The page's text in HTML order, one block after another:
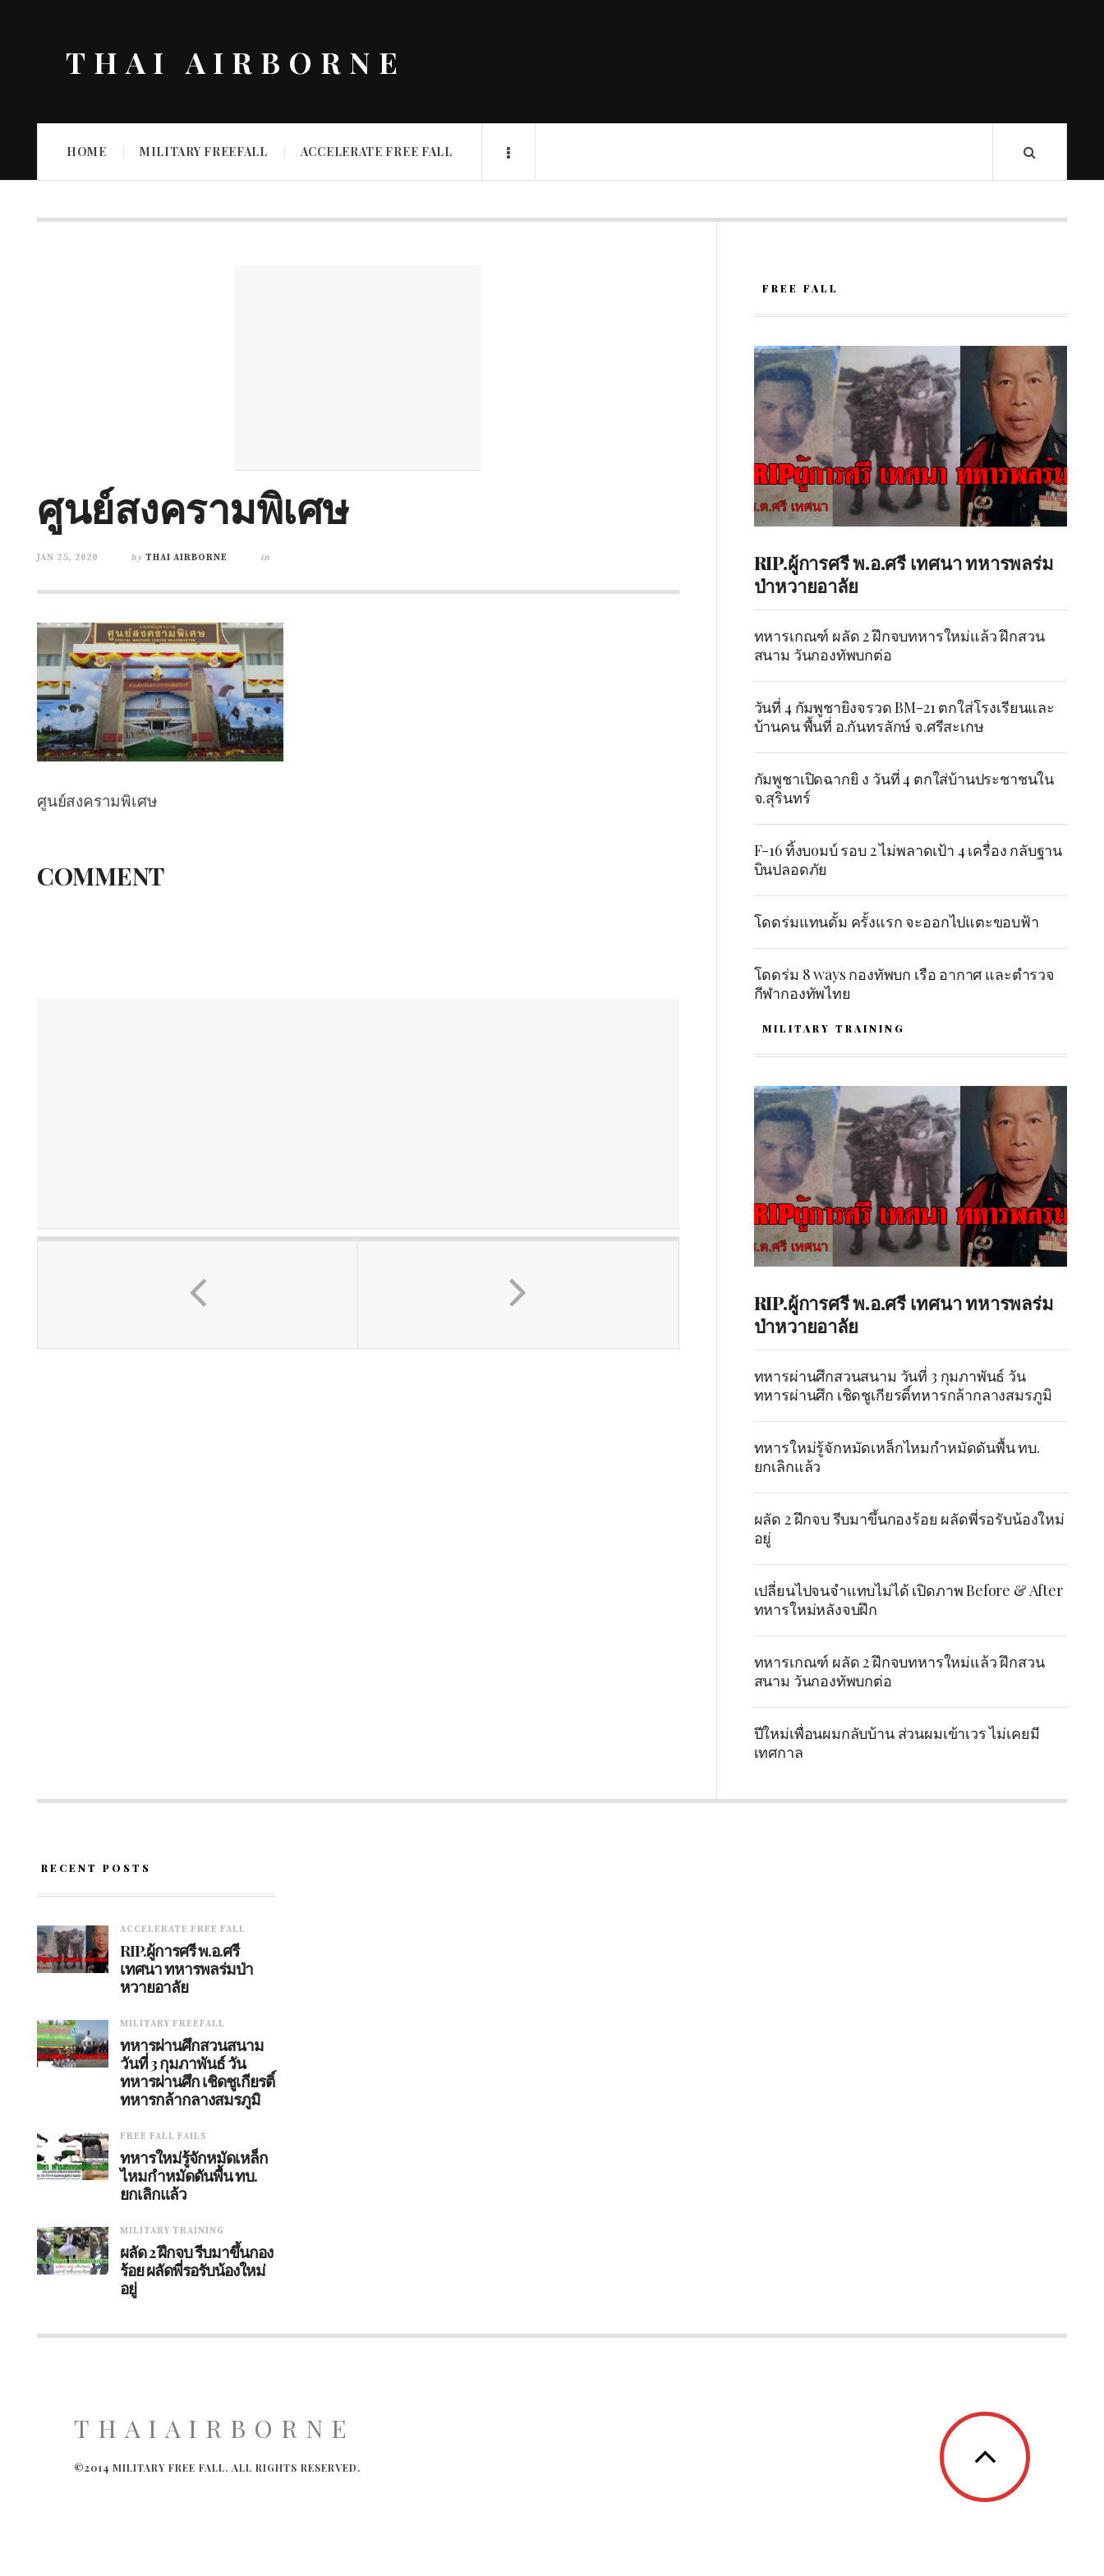
THAI AIRBORNE
HOME MILITARY FREEFALL ACCELERATE FREE FALL
ศูนย์สงครามพิเศษ
JAN 25, 2020 by THAI AIRBORNE in
ศูนย์สงครามพิเศษ
COMMENT
FREE FALL
RIP.ผู้การศรี พ.อ.ศรี เทศนา ทหารพลร่ม
ป่าหวายอาลัย
ทหารเกณฑ์ ผลัด 2 ฝึกจบทหารใหม่แล้ว ฝึกสวน
สนาม วันกองทัพบกต่อ
วันที่ 4 กัมพูชายิงจรวด BM-21 ตกใส่โรงเรียนและ
บ้านคน พื้นที่ อ.กันทรลักษ์ จ.ศรีสะเกษ
กัมพูชาเปิดฉากยิ ง วันที่ 4 ตกใส่บ้านประชาชนใน
จ.สุรินทร์
F-16 ทิ้งบoมบ์ รอบ 2 ไม่พลาดเป้า 4 เครื่อง กลับฐาน
บินปลอดภัย
โดดร่มแทนดั้ม ครั้งแรก จะออกไปแตะขอบฟ้า
โดดร่ม 8 ways กองทัพบก เรือ อากาศ และตำรวจ
กีฬากองทัพไทย
MILITARY TRAINING
RIP.ผู้การศรี พ.อ.ศรี เทศนา ทหารพลร่ม
ป่าหวายอาลัย
ทหารผ่านศึกสวนสนาม วันที่ 3 กุมภาพันธ์ วัน
ทหารผ่านศึก เชิดชูเกียรติ์ทหารกล้ากลางสมรภูมิ
ทหารใหม่รู้จักหมัดเหล็กไหมกำหมัดดันพื้น ทบ.
ยกเลิกแล้ว
ผลัด 2 ฝึกจบ รีบมาขึ้นกองร้อย ผลัดพี่รอรับน้องใหม่
อยู่
เปลี่ยนไปจนจำแทบไม่ได้ เปิดภาพ Before & After
ทหารใหม่หลังจบฝึก
ทหารเกณฑ์ ผลัด 2 ฝึกจบทหารใหม่แล้ว ฝึกสวน
สนาม วันกองทัพบกต่อ
ปีใหม่เพื่อนผมกลับบ้าน ส่วนผมเข้าเวร ไม่เคยมี
เทศกาล
RECENT POSTS
ACCELERATE FREE FALL
RIP.ผู้การศรี พ.อ.ศรี
เทศนา ทหารพลร่มป่า
หวายอาลัย
MILITARY FREEFALL
ทหารผ่านศึกสวนสนาม
วันที่ 3 กุมภาพันธ์ วัน
ทหารผ่านศึก เชิดชูเกียรติ์
ทหารกล้ากลางสมรภูมิ
FREE FALL FAILS
ทหารใหม่รู้จักหมัดเหล็ก
ไหมกำหมัดดันพื้น ทบ.
ยกเลิกแล้ว
MILITARY TRAINING
ผลัด 2 ฝึกจบ รีบมาขึ้นกอง
ร้อย ผลัดพี่รอรับน้องใหม่
อยู่
THAIAIRBORNE
©2014 MILITARY FREE FALL. ALL RIGHTS RESERVED.